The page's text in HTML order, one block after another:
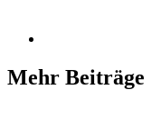
Mehr Beiträge